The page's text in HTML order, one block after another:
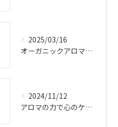
2025/03/16
オーガニックアロマで心と体を癒す
2024/11/12
アロマの力で心のケアをする方法